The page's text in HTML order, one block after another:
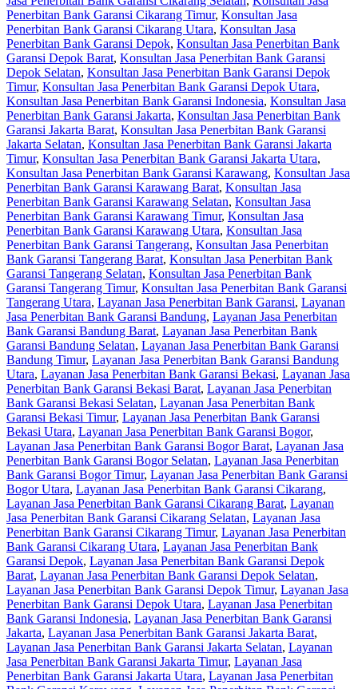
Penerbitan Bank Garansi Cikarang Timur, Konsultan Jasa
Penerbitan Bank Garansi Cikarang Utara, Konsultan Jasa
Penerbitan Bank Garansi Depok, Konsultan Jasa Penerbitan Bank
Garansi Depok Barat, Konsultan Jasa Penerbitan Bank Garansi
Depok Selatan, Konsultan Jasa Penerbitan Bank Garansi Depok
Timur, Konsultan Jasa Penerbitan Bank Garansi Depok Utara,
Konsultan Jasa Penerbitan Bank Garansi Indonesia, Konsultan Jasa
Penerbitan Bank Garansi Jakarta, Konsultan Jasa Penerbitan Bank
Garansi Jakarta Barat, Konsultan Jasa Penerbitan Bank Garansi
Jakarta Selatan, Konsultan Jasa Penerbitan Bank Garansi Jakarta
Timur, Konsultan Jasa Penerbitan Bank Garansi Jakarta Utara,
Konsultan Jasa Penerbitan Bank Garansi Karawang, Konsultan Jasa
Penerbitan Bank Garansi Karawang Barat, Konsultan Jasa
Penerbitan Bank Garansi Karawang Selatan, Konsultan Jasa
Penerbitan Bank Garansi Karawang Timur, Konsultan Jasa
Penerbitan Bank Garansi Karawang Utara, Konsultan Jasa
Penerbitan Bank Garansi Tangerang, Konsultan Jasa Penerbitan
Bank Garansi Tangerang Barat, Konsultan Jasa Penerbitan Bank
Garansi Tangerang Selatan, Konsultan Jasa Penerbitan Bank
Garansi Tangerang Timur, Konsultan Jasa Penerbitan Bank Garansi
Tangerang Utara, Layanan Jasa Penerbitan Bank Garansi, Layanan
Jasa Penerbitan Bank Garansi Bandung, Layanan Jasa Penerbitan
Bank Garansi Bandung Barat, Layanan Jasa Penerbitan Bank
Garansi Bandung Selatan, Layanan Jasa Penerbitan Bank Garansi
Bandung Timur, Layanan Jasa Penerbitan Bank Garansi Bandung
Utara, Layanan Jasa Penerbitan Bank Garansi Bekasi, Layanan Jasa
Penerbitan Bank Garansi Bekasi Barat, Layanan Jasa Penerbitan
Bank Garansi Bekasi Selatan, Layanan Jasa Penerbitan Bank
Garansi Bekasi Timur, Layanan Jasa Penerbitan Bank Garansi
Bekasi Utara, Layanan Jasa Penerbitan Bank Garansi Bogor,
Layanan Jasa Penerbitan Bank Garansi Bogor Barat, Layanan Jasa
Penerbitan Bank Garansi Bogor Selatan, Layanan Jasa Penerbitan
Bank Garansi Bogor Timur, Layanan Jasa Penerbitan Bank Garansi
Bogor Utara, Layanan Jasa Penerbitan Bank Garansi Cikarang,
Layanan Jasa Penerbitan Bank Garansi Cikarang Barat, Layanan
Jasa Penerbitan Bank Garansi Cikarang Selatan, Layanan Jasa
Penerbitan Bank Garansi Cikarang Timur, Layanan Jasa Penerbitan
Bank Garansi Cikarang Utara, Layanan Jasa Penerbitan Bank
Garansi Depok, Layanan Jasa Penerbitan Bank Garansi Depok
Barat, Layanan Jasa Penerbitan Bank Garansi Depok Selatan,
Layanan Jasa Penerbitan Bank Garansi Depok Timur, Layanan Jasa
Penerbitan Bank Garansi Depok Utara, Layanan Jasa Penerbitan
Bank Garansi Indonesia, Layanan Jasa Penerbitan Bank Garansi
Jakarta, Layanan Jasa Penerbitan Bank Garansi Jakarta Barat,
Layanan Jasa Penerbitan Bank Garansi Jakarta Selatan, Layanan
Jasa Penerbitan Bank Garansi Jakarta Timur, Layanan Jasa
Penerbitan Bank Garansi Jakarta Utara, Layanan Jasa Penerbitan